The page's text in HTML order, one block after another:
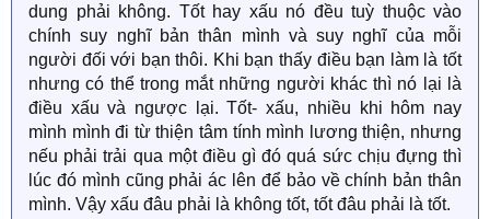
dung phải không. Tốt hay xấu nó đều tuỳ thuộc vào
chính suy nghĩ bản thân mình và suy nghĩ của mỗi
người đối với bạn thôi. Khi bạn thấy điều bạn làm là tốt
nhưng có thể trong mắt những người khác thì nó lại là
điều xấu và ngược lại. Tốt- xấu, nhiều khi hôm nay
mình mình đi từ thiện tâm tính mình lương thiện, nhưng
nếu phải trải qua một điều gì đó quá sức chịu đựng thì
lúc đó mình cũng phải ác lên để bảo về chính bản thân
mình. Vậy xấu đâu phải là không tốt, tốt đâu phải là tốt.